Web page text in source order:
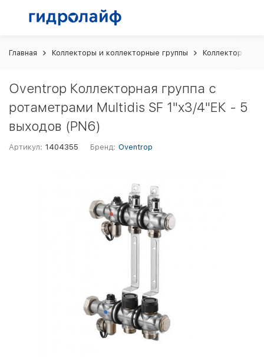
Главная Коллекторы и коллекторные группы Коллекторные
Oventrop Коллекторная группа с
ротаметрами Multidis SF 1"x3/4"ЕК - 5
выходов (PN6)
Артикул: 1404355 Бренд: Oventrop